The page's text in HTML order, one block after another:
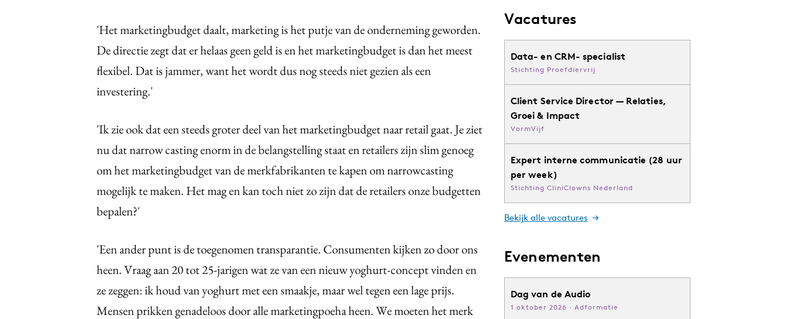
'Het marketingbudget daalt, marketing is het putje van de onderneming geworden.
De directie zegt dat er helaas geen geld is en het marketingbudget is dan het meest
flexibel. Dat is jammer, want het wordt dus nog steeds niet gezien als een
investering.'
'Ik zie ook dat een steeds groter deel van het marketingbudget naar retail gaat. Je ziet
nu dat narrow casting enorm in de belangstelling staat en retailers zijn slim genoeg
om het marketingbudget van de merkfabrikanten te kapen om narrowcasting
mogelijk te maken. Het mag en kan toch niet zo zijn dat de retailers onze budgetten
bepalen?'
'Een ander punt is de toegenomen transparantie. Consumenten kijken zo door ons
heen. Vraag aan 20 tot 25-jarigen wat ze van een nieuw yoghurt-concept vinden en
ze zeggen: ik houd van yoghurt met een smaakje, maar wel tegen een lage prijs.
Mensen prikken genadeloos door alle marketingpoeha heen. We moeten het merk
Vacatures
Data- en CRM- specialist
Stichting Proefdiervrij
Client Service Director — Relaties,
Groei & Impact
VormVijf
Expert interne communicatie (28 uur
per week)
Stichting CliniClowns Nederland
Bekijk alle vacatures
Evenementen
Dag van de Audio
1 oktober 2026 · Adformatie